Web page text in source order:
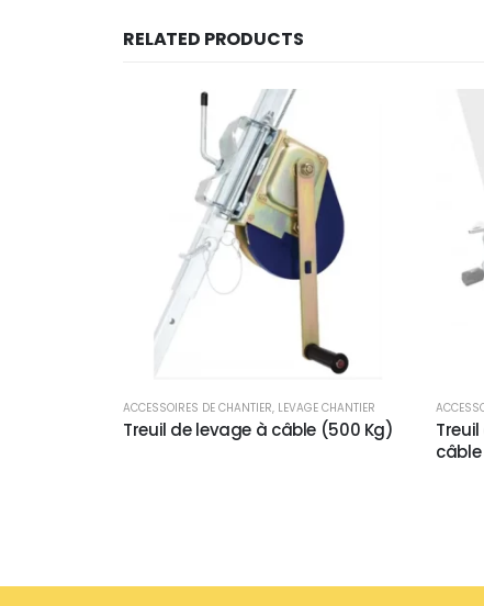
RELATED PRODUCTS
ACCESSOIRES DE CHANTIER, LEVAGE CHANTIER
Treuil de levage à câble (500 Kg)